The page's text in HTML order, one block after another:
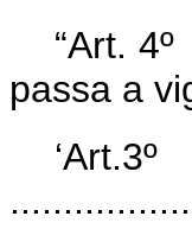
“Art.
passa a
‘Art.3º